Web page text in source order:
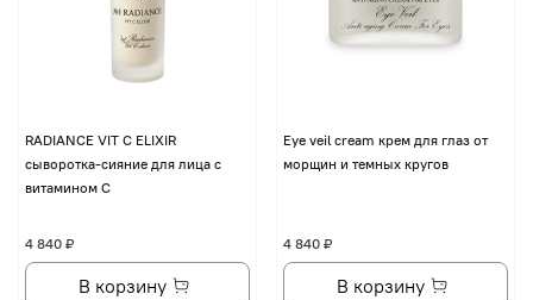
RADIANCE VIT C ELIXIR
сыворотка-сияние для лица с
витамином С
4 840 ₽
В корзину
Eye veil cream крем для глаз от
морщин и темных кругов
4 840 ₽
В корзину